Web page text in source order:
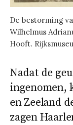
De bestorming
Wilhelmus
Hooft.
Nadat de
ingenomen,
en Zeeland
zagen